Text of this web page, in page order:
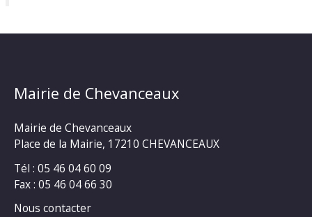
Mairie de Chevanceaux
Mairie de Chevanceaux
Place de la Mairie, 17210 CHEVANCEAUX
Tél : 05 46 04 60 09
Fax : 05 46 04 66 30
Nous contacter